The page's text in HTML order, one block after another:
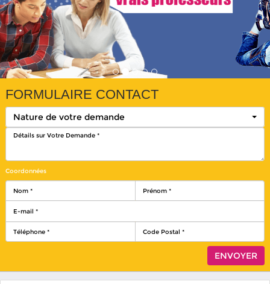
FORMULAIRE CONTACT
Nature de votre demande
Coordonnées